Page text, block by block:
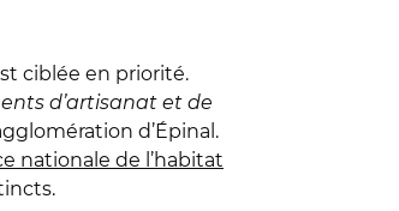
ciblée en priorité.
d’artisanat et de
d’Épinal.
nationale de l’habitat